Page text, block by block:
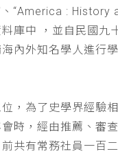
“America : History
料庫中 ，並自民國九
內外知名學人進行
，為了史學界經驗
時，經由推薦、審
共有常務社員一百